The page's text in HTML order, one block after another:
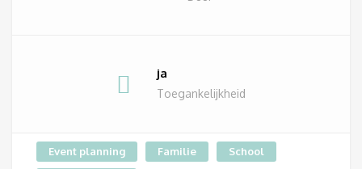
ja
Toegankelijkheid
Event planning Familie School